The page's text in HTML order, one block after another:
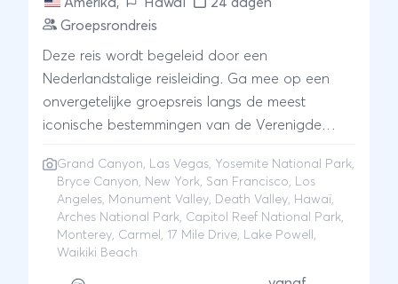
Amerika, Hawaï
24 dagen
Groepsrondreis
Deze reis wordt begeleid door een
Nederlandstalige reisleiding. Ga mee op een
onvergetelijke groepsreis langs de meest
iconische bestemmingen van de Verenigde
naar San Francisco en verken Monterey en
Carmel via de prachtige 17 Mile Drive. Ontdek
de adembenemende natuur van Yosemite,
Death Valley, en de spectaculaire nationale
Grand Canyon, Las Vegas, Yosemite National Park,
Bryce Canyon, New York, San Francisco, Los
Angeles, Monument Valley, Death Valley, Hawaï,
Arches National Park, Capitol Reef National Park,
Monterey, Carmel, 17 Mile Drive, Lake Powell,
Waikiki Beach